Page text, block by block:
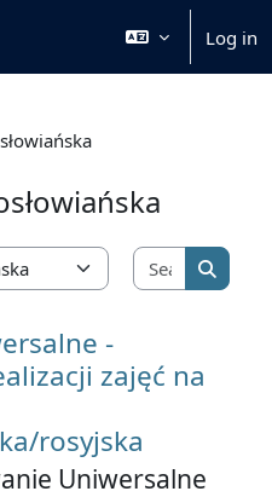
Log in
Search
Search
-
zajęć na
rosyjska
Uniwersalne